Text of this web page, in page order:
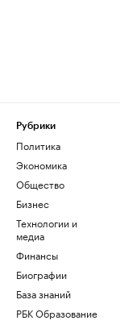
Рубрики
Политика
Экономика
Общество
Бизнес
Технологии и
медиа
Финансы
Биографии
База знаний
РБК Образование